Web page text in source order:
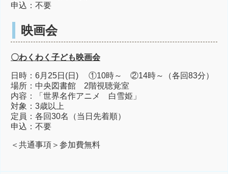
申込：不要
映画会
〇わくわく子ども映画会
日時：6月25日(日) ①10時～ ②14時～（各回83分）
場所：中央図書館 2階視聴覚室
内容：「世界名作アニメ 白雪姫」
対象：3歳以上
定員：各回30名（当日先着順）
申込：不要
＜共通事項＞参加費無料